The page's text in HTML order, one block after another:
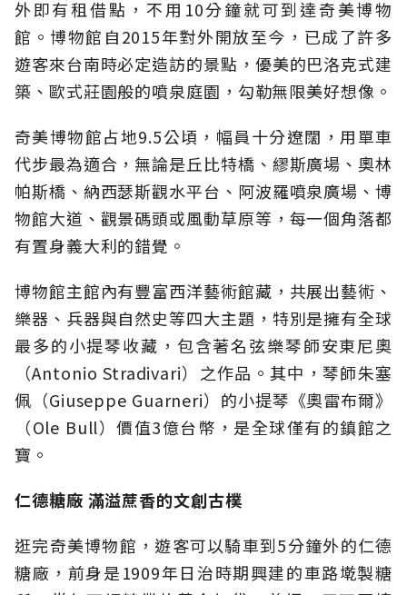
外即有租借點，不用10分鐘就可到達奇美博物
館。博物館自2015年對外開放至今，已成了許多
遊客來台南時必定造訪的景點，優美的巴洛克式建
築、歐式莊園般的噴泉庭園，勾勒無限美好想像。
奇美博物館占地9.5公頃，幅員十分遼闊，用單車
代步最為適合，無論是丘比特橋、繆斯廣場、奧林
帕斯橋、納西瑟斯觀水平台、阿波羅噴泉廣場、博
物館大道、觀景碼頭或風動草原等，每一個角落都
有置身義大利的錯覺。
博物館主館內有豐富西洋藝術館藏，共展出藝術、
樂器、兵器與自然史等四大主題，特別是擁有全球
最多的小提琴收藏，包含著名弦樂琴師安東尼奧
（Antonio Stradivari）之作品。其中，琴師朱塞
佩（Giuseppe Guarneri）的小提琴《奧雷布爾》
（Ole Bull）價值3億台幣，是全球僅有的鎮館之
寶。
仁德糖廠 滿溢蔗香的文創古樸
逛完奇美博物館，遊客可以騎車到5分鐘外的仁德
糖廠，前身是1909年日治時期興建的車路墘製糖